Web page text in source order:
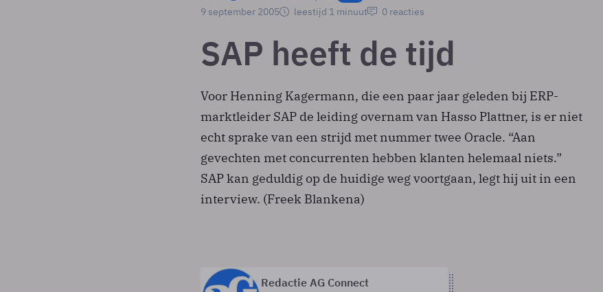
9 september 2005 leestijd 1 minuut 0 reacties
SAP heeft de tijd
Voor Henning Kagermann, die een paar jaar geleden bij ERP-
marktleider SAP de leiding overnam van Hasso Plattner, is er niet
echt sprake van een strijd met nummer twee Oracle. “Aan
gevechten met concurrenten hebben klanten helemaal niets.”
SAP kan geduldig op de huidige weg voortgaan, legt hij uit in een
interview. (Freek Blankena)
Redactie AG Connect